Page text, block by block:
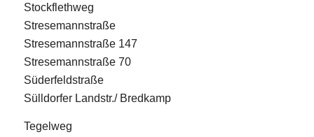
Stockflethweg
Stresemannstraße
Stresemannstraße 147
Stresemannstraße 70
Süderfeldstraße
Sülldorfer Landstr./ Bredkamp
Tegelweg